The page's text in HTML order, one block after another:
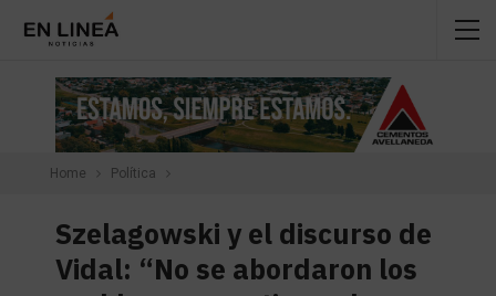
Home Política
Szelagowski y el discurso de
Vidal: “No se abordaron los